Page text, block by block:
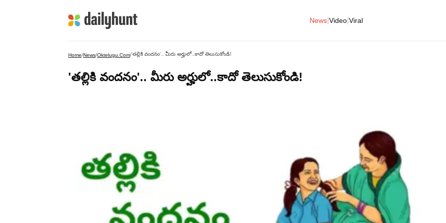
News Video Viral
Home/News/Oktelugu.com/'తల్లికి వందనం'.. మీరు అర్హులో..కాదో తెలుసుకోండి!
'తల్లికి వందనం'.. మీరు అర్హులో..కాదో తెలుసుకోండి!